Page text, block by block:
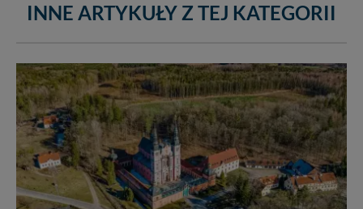
INNE ARTYKUŁY Z TEJ KATEGORII